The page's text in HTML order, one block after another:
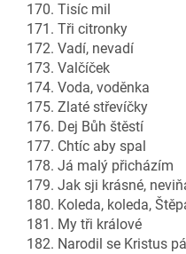
170. Tisíc mil
171. Tři citronky
172. Vadí, nevadí
173. Valčíček
174. Voda, voděnka
175. Zlaté střevíčky
176. Dej Bůh štěstí
177. Chtíc aby spal
178. Já malý přicházím
179. Jak sji krásné,
180. Koleda, koleda,
181. My tři králové
182. Narodil se Kristus